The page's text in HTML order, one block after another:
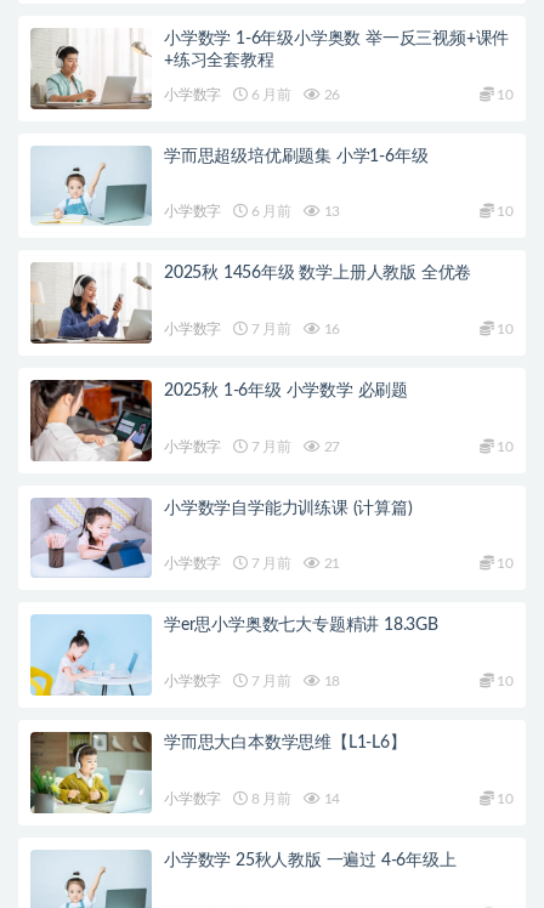
小学数学 1-6年级小学奥数 举一反三视频+课件
+练习全套教程
小学数字 6 月前 26 10
学而思超级培优刷题集 小学1-6年级
小学数字 6 月前 13 10
2025秋 1456年级 数学上册人教版 全优卷
小学数字 7 月前 16 10
2025秋 1-6年级 小学数学 必刷题
小学数字 7 月前 27 10
小学数学自学能力训练课 (计算篇)
小学数字 7 月前 21 10
学er思小学奥数七大专题精讲 18.3GB
小学数字 7 月前 18 10
学而思大白本数学思维【L1-L6】
小学数字 8 月前 14 10
小学数学 25秋人教版 一遍过 4-6年级上